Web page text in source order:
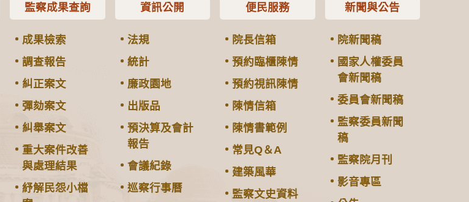
監察成果查詢
成果檢索
調查報告
糾正案文
彈劾案文
糾舉案文
重大案件改善
與處理結果
紓解民怨小檔
資訊公開
法規
統計
廉政園地
出版品
預決算及會計
報告
會議紀錄
巡察行事曆
便民服務
院長信箱
預約臨櫃陳情
預約視訊陳情
陳情信箱
陳情書範例
常見Q＆A
建築風華
監察文史資料
新聞與公告
院新聞稿
國家人權委員
會新聞稿
委員會新聞稿
監察委員新聞
稿
監察院月刊
影音專區